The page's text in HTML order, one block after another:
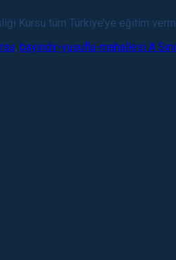
Kursu tüm Türkiye’ye eğitim
, bayindir-yusuflu-mahallesi A